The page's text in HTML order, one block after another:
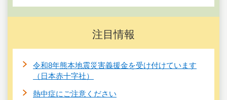
注目情報
令和8年熊本地震災害義援金を受け付けています
（日本赤十字社）
熱中症にご注意ください